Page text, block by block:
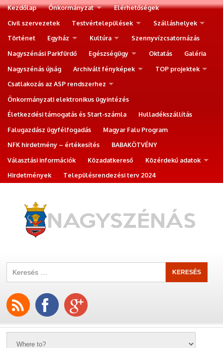
Kezdőlap Önkormányzat
Elérhetőségek
Civil szervezetek
Testvértelepülések
Szálláshelyek
Történet
Egyház Kultúra
Szennyvízcsatornázás
Nagyszénási Parkfürdő
Egészségügy Oktatás
Galéria
Nagyszénás újság
Archivált fényképek
TOP projektek
Csatlakozás az ASP rendszerhez
Önkormányzati elektronikus ügyintézés
Életkezdési támogatás és Start-számla
Hulladékszállítás
Falugazdász ügyfélfogadás
Magyar Falu Program
NFK hirdetmény – értékesítés
BABAKÖTVÉNY
Választási információk
Közadatkereső
Közérdekű adatok
Hirdetmények
Településrendezési terv 2024